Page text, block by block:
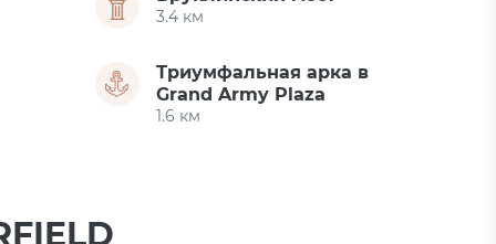
3.4 км
Триумфальная арка в
Grand Army Plaza
1.6 км